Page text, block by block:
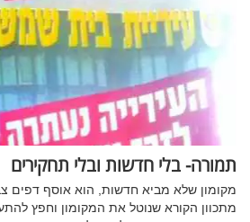
תמורה- בלי חדשות ובלי תחקירים
מקומון שלא מביא חדשות, הוא אוסף דפים
מתכוון הקורא שנוטל את המקומון וחפץ